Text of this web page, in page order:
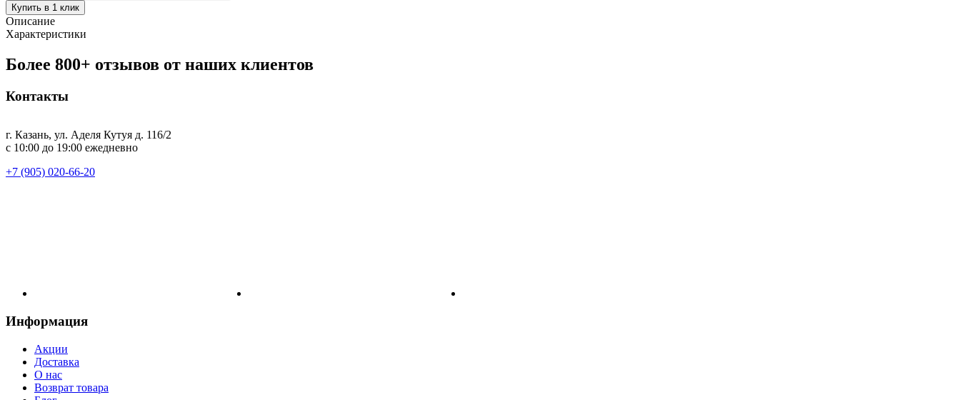
Купить в 1 клик
Описание
Характеристики
Более 800+ отзывов от наших клиентов
Контакты
г. Казань, ул. Аделя Кутуя д. 116/2
с 10:00 до 19:00 ежедневно
+7 (905) 020-66-20
Информация
Акции
Доставка
О нас
Возврат товара